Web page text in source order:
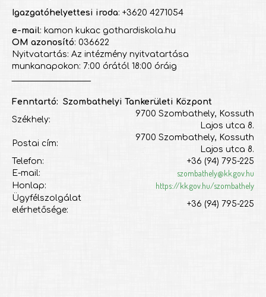
Igazgatóhelyettesi iroda: +3620 4271054
e-mail: kamon kukac gothardiskola.hu
OM azonosító: 036622
Nyitvatartás: Az intézmény nyitvatartása
munkanapokon: 7:00 órától 18:00 óráig
Fenntartó: Szombathelyi Tankerületi Központ
Székhely:
9700 Szombathely, Kossuth
Lajos utca 8.
Postai cím:
9700 Szombathely, Kossuth
Lajos utca 8.
Telefon:
+36 (94) 795-225
E-mail:
szombathely@kk.gov.hu
Honlap: https://kk.gov.hu/szombathely
Ügyfélszolgálat
elérhetősége:
+36 (94) 795-225